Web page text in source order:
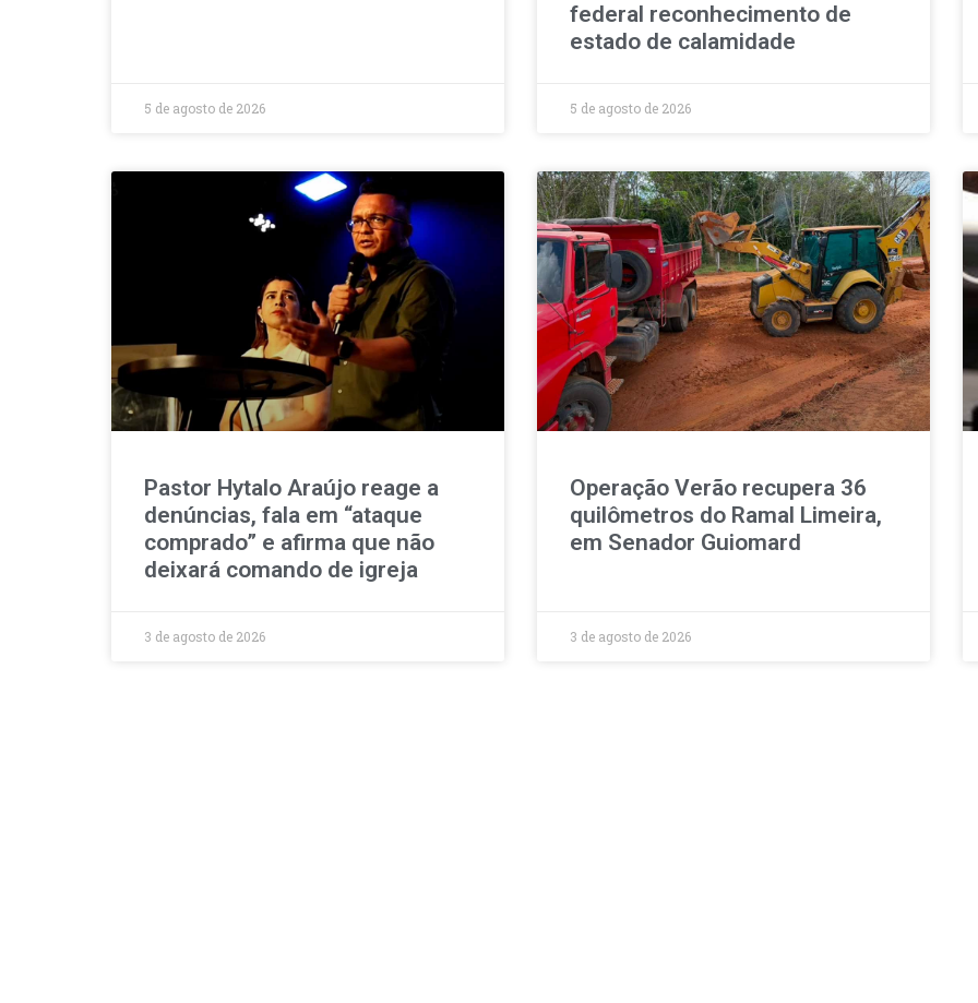
5 de agosto de 2026
federal reconhecimento de
estado de calamidade
5 de agosto de 2026
Pastor Hytalo Araújo reage a
denúncias, fala em “ataque
comprado” e afirma que não
deixará comando de igreja
3 de agosto de 2026
Operação Verão recupera 36
quilômetros do Ramal Limeira,
em Senador Guiomard
3 de agosto de 2026